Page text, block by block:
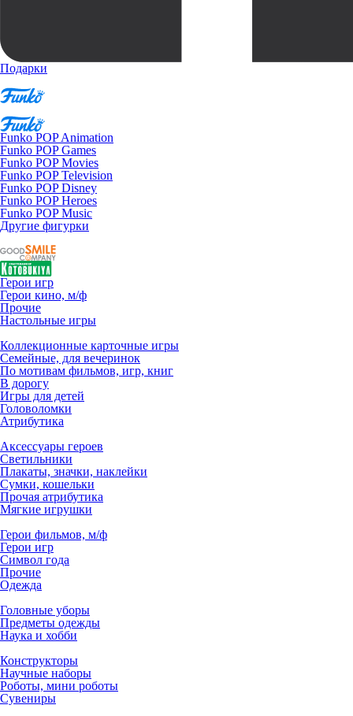
Подарки
Funko POP Animation
Funko POP Games
Funko POP Movies
Funko POP Television
Funko POP Disney
Funko POP Heroes
Funko POP Music
Другие фигурки
Герои игр
Герои кино, м/ф
Прочие
Настольные игры
Коллекционные карточные игры
Семейные, для вечеринок
По мотивам фильмов, игр, книг
В дорогу
Игры для детей
Головоломки
Атрибутика
Аксессуары героев
Светильники
Плакаты, значки, наклейки
Сумки, кошельки
Прочая атрибутика
Мягкие игрушки
Герои фильмов, м/ф
Герои игр
Символ года
Прочие
Одежда
Головные уборы
Предметы одежды
Наука и хобби
Конструкторы
Научные наборы
Роботы, мини роботы
Сувениры